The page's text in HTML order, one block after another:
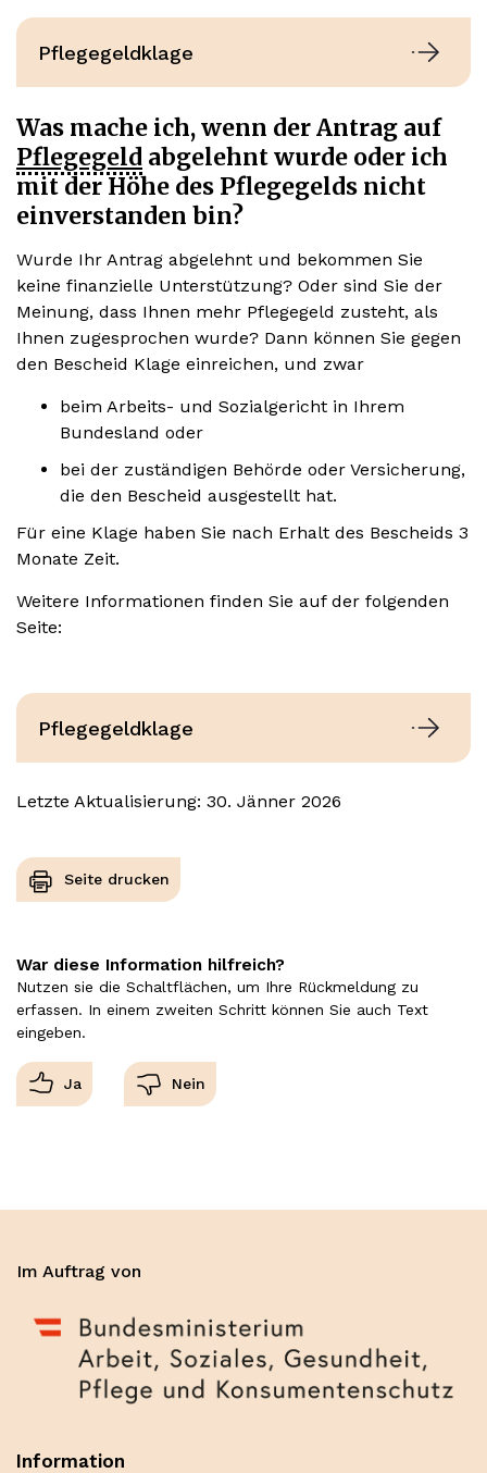
Pflegegeldklage
Was mache ich, wenn der Antrag auf
Pflegegeld abgelehnt wurde oder ich
mit der Höhe des Pflegegelds nicht
einverstanden bin?
Wurde Ihr Antrag abgelehnt und bekommen Sie
keine finanzielle Unterstützung? Oder sind Sie der
Meinung, dass Ihnen mehr Pflegegeld zusteht, als
Ihnen zugesprochen wurde? Dann können Sie gegen
den Bescheid Klage einreichen, und zwar
beim Arbeits- und Sozialgericht in Ihrem
Bundesland oder
bei der zuständigen Behörde oder Versicherung,
die den Bescheid ausgestellt hat.
Für eine Klage haben Sie nach Erhalt des Bescheids 3
Monate Zeit.
Weitere Informationen finden Sie auf der folgenden
Seite:
Pflegegeldklage
Letzte Aktualisierung: 30. Jänner 2026
Seite drucken
War diese Information hilfreich?
Nutzen sie die Schaltflächen, um Ihre Rückmeldung zu
erfassen. In einem zweiten Schritt können Sie auch Text
eingeben.
Im Auftrag von
Information